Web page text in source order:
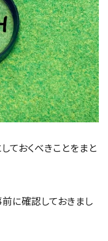
ておくべきことをまと
に確認しておきまし